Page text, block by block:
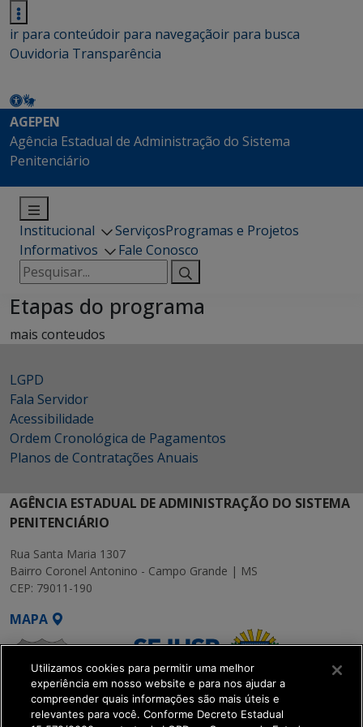
ir para conteúdoir para navegaçãoir para busca
Ouvidoria Transparência
AGEPEN
Agência Estadual de Administração do Sistema
Penitenciário
Institucional ServiçosProgramas e Projetos
Informativos
Fale Conosco
Pesquisar
por:
Etapas do programa
mais conteudos
LGPD
Fala Servidor
Acessibilidade
Ordem Cronológica de Pagamentos
Planos de Contratações Anuais
AGÊNCIA ESTADUAL DE ADMINISTRAÇÃO DO SISTEMA
PENITENCIÁRIO
Rua Santa Maria 1307
Bairro Coronel Antonino - Campo Grande | MS
CEP: 79011-190
MAPA
Utilizamos cookies para permitir uma melhor
experiência em nosso website e para nos ajudar a
compreender quais informações são mais úteis e
relevantes para você. Conforme Decreto Estadual